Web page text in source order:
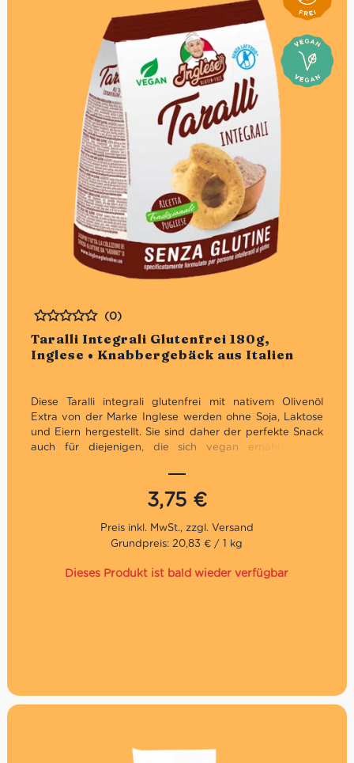
Taralli Integrali Glutenfrei 180g,
Inglese • Knabbergebäck aus Italien
Bewertet
(0)
Diese Taralli integrali glutenfrei mit nativem Olivenöl
Extra von der Marke Inglese werden ohne Soja, Laktose
und Eiern hergestellt. Sie sind daher der perfekte Snack
auch für diejenigen, die sich vegan ernähren. Wir
3,75 €
Grundpreis: 20,83 € / 1 kg
Dieses Produkt ist bald wieder verfügbar